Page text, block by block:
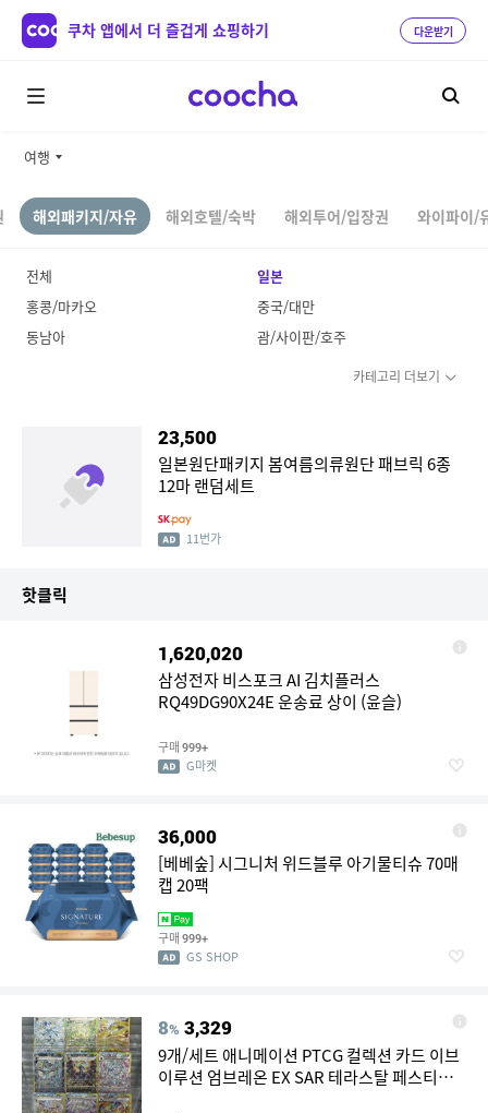
쿠차 앱에서 더 즐겁게 쇼핑하기 다운받기
여행
해외패키지/자유 해외호텔/숙박 해외투어/입장권 와이파이/
전체
일본
홍콩/마카오
중국/대만
동남아
괌/사이판/호주
카테고리 더보기
23,500
일본원단패키지 봄여름의류원단 패브릭 6종
12마 랜덤세트
11번가
핫클릭
1,620,020
삼성전자 비스포크 AI 김치플러스
RQ49DG90X24E 운송료 상이 (윤슬)
구매 999+
G마켓
36,000
[베베숲] 시그니처 위드블루 아기물티슈 70매
캡 20팩
구매 999+
GS SHOP
8% 3,329
9개/세트 애니메이션 PTCG 컬렉션 카드 이브
이루션 엄브레온 EX SAR 테라스탈 페스티벌